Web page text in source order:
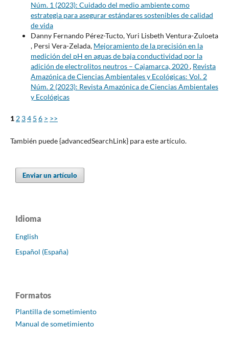
Núm. 1 (2023): Cuidado del medio ambiente como
estrategia para asegurar estándares sostenibles de calidad
de vida
Danny Fernando Pérez-Tucto, Yuri Lisbeth Ventura-Zuloeta
, Persi Vera-Zelada, Mejoramiento de la precisión en la
medición del pH en aguas de baja conductividad por la
adición de electrolitos neutros – Cajamarca, 2020, Revista
Amazónica de Ciencias Ambientales y Ecológicas: Vol. 2
Núm. 2 (2023): Revista Amazónica de Ciencias Ambientales
y Ecológicas
1 2 34 5 6 > >>
También puede {advancedSearchLink} para este artículo.
Enviar un artículo
Idioma
English
Español (España)
Formatos
Plantilla de sometimiento
Manual de sometimiento